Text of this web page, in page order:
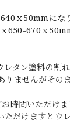
ｘ50mmにな
650-670ｘ
タン塗料の割
ませんがその
時間いただけ
ただけますとウ